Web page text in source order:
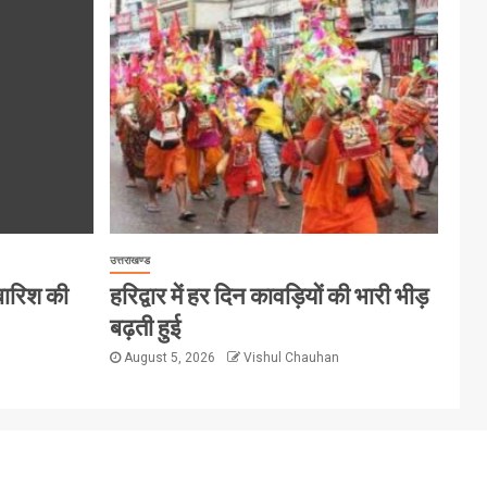
की
उत्तराखण्ड
हरिद्वार में हर दिन कावड़ियों की भारी भीड़
बढ़ती हुई
August 5, 2026 Vishul Chauhan